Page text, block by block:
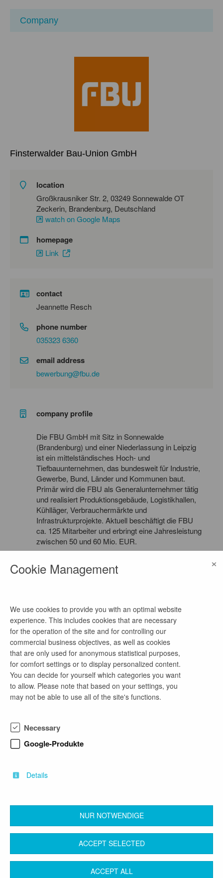
Company
Finsterwalder Bau-Union GmbH
location
Großkrausniker Str. 2, 03249 Sonnewalde OT
Zeckerin, Brandenburg, Deutschland
watch on Google Maps
homepage
Link
contact
Jeannette Resch
phone number
035323 6360
email address
bewerbung@fbu.de
company profile
Die FBU GmbH mit Sitz in Sonnewalde
(Brandenburg) und einer Niederlassung in Leipzig
ist ein mittelständisches Hoch- und
Tiefbauunternehmen, das bundesweit für Industrie,
Gewerbe, Bund, Länder und Kommunen baut.
Primär wird die FBU als Generalunternehmer tätig
und realisiert Produktionsgebäude, Logistikhallen,
Kühlläger, Verbrauchermärkte und
Infrastrukturprojekte. Aktuell beschäftigt die FBU
ca. 125 Mitarbeiter und erbringt eine Jahresleistung
zwischen 50 und 60 Mio. EUR.
Planer Tiefbau (m/w/d)
1 month ago
as of now
full-time employment
Architecture, Civil Engineering
1 month ago
as of now
Architecture, Civil Engineering
back
Legal Notice
Terms & Conditions
Cookie Management ×
We use cookies to provide you with an optimal website
experience. This includes cookies that are necessary
for the operation of the site and for controlling our
commercial business objectives, as well as cookies
that are only used for anonymous statistical purposes,
for comfort settings or to display personalized content.
You can decide for yourself which categories you want
to allow. Please note that based on your settings, you
may not be able to use all of the site's functions.
Necessary
Google-Produkte
Details
NUR NOTWENDIGE
ACCEPT SELECTED
ACCEPT ALL